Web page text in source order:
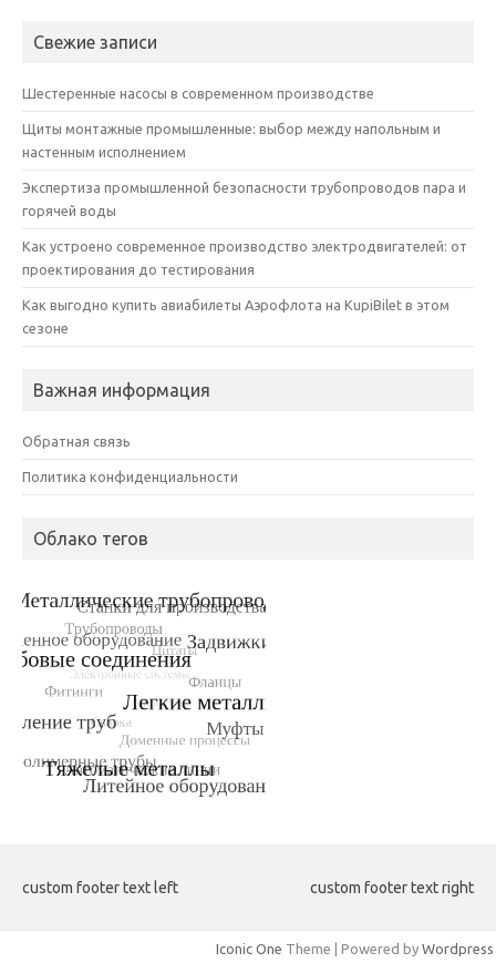
Свежие записи
Шестеренные насосы в современном производстве
Щиты монтажные промышленные: выбор между напольным и
настенным исполнением
Экспертиза промышленной безопасности трубопроводов пара и
горячей воды
Как устроено современное производство электродвигателей: от
проектирования до тестирования
Как выгодно купить авиабилеты Аэрофлота на KupiBilet в этом
сезоне
Важная информация
Обратная связь
Политика конфиденциальности
Облако тегов
custom footer text left custom footer text right
Iconic One Theme | Powered by Wordpress